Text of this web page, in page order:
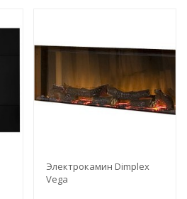
Электрокамин Dimplex
Vega